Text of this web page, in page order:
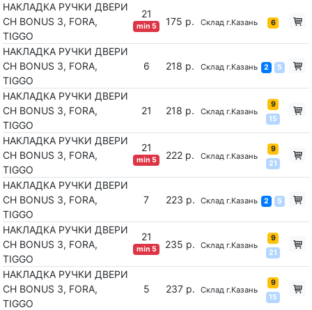
НАКЛАДКА РУЧКИ ДВЕРИ
CH BONUS 3, FORA,
TIGGO
21
min 5 175 р. Склад г.Казань 6
НАКЛАДКА РУЧКИ ДВЕРИ
CH BONUS 3, FORA,
TIGGO
6 218 р. Склад г.Казань 2 5
НАКЛАДКА РУЧКИ ДВЕРИ
CH BONUS 3, FORA,
TIGGO
21 218 р. Склад г.Казань
9
15
НАКЛАДКА РУЧКИ ДВЕРИ
CH BONUS 3, FORA,
TIGGO
21
min 5 222 р. Склад г.Казань
9
21
НАКЛАДКА РУЧКИ ДВЕРИ
CH BONUS 3, FORA,
TIGGO
7 223 р. Склад г.Казань 2 5
НАКЛАДКА РУЧКИ ДВЕРИ
CH BONUS 3, FORA,
TIGGO
21
min 5 235 р. Склад г.Казань
9
21
НАКЛАДКА РУЧКИ ДВЕРИ
CH BONUS 3, FORA,
TIGGO
5 237 р. Склад г.Казань
9
15